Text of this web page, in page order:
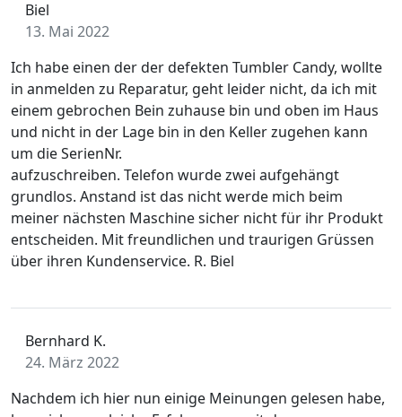
Biel
13. Mai 2022
Ich habe einen der der defekten Tumbler Candy, wollte
in anmelden zu Reparatur, geht leider nicht, da ich mit
einem gebrochen Bein zuhause bin und oben im Haus
und nicht in der Lage bin in den Keller zugehen kann
um die SerienNr.
aufzuschreiben. Telefon wurde zwei aufgehängt
grundlos. Anstand ist das nicht werde mich beim
meiner nächsten Maschine sicher nicht für ihr Produkt
entscheiden. Mit freundlichen und traurigen Grüssen
über ihren Kundenservice. R. Biel
Bernhard K.
24. März 2022
Nachdem ich hier nun einige Meinungen gelesen habe,